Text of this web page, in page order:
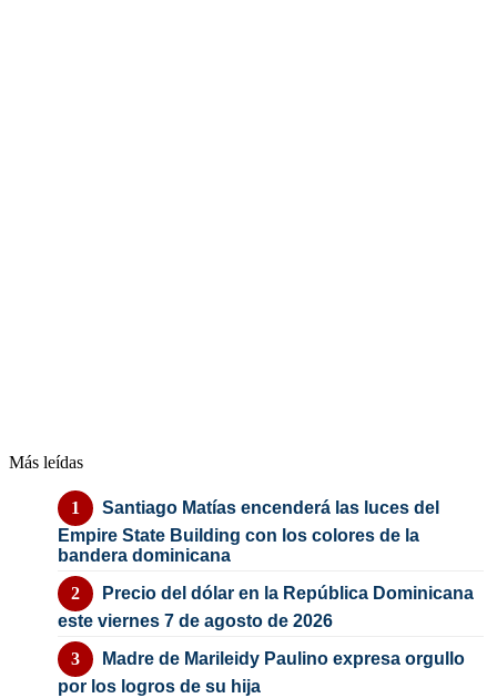
Más leídas
Santiago Matías encenderá las luces del
Empire State Building con los colores de la
bandera dominicana
Precio del dólar en la República Dominicana
este viernes 7 de agosto de 2026
Madre de Marileidy Paulino expresa orgullo
por los logros de su hija